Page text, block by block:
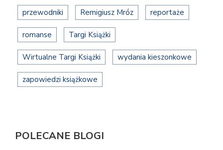
przewodniki Remigiusz Mróz reportaże
romanse Targi Książki
Wirtualne Targi Książki wydania kieszonkowe
zapowiedzi książkowe
POLECANE BLOGI